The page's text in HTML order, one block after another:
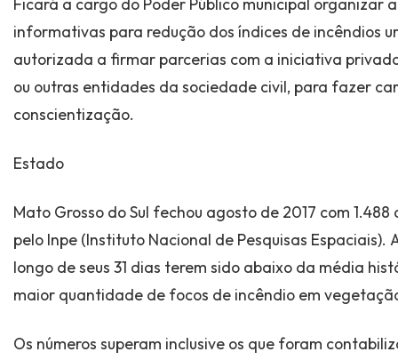
Ficará a cargo do Poder Público municipal organizar
informativas para redução dos índices de incêndios
autorizada a firmar parcerias com a iniciativa
ou outras entidades da sociedade civil, para fazer
conscientização.
Estado
Mato Grosso do Sul fechou agosto de 2017 com
pelo Inpe (Instituto Nacional de Pesquisas Espaciais).
longo de seus 31 dias terem sido abaixo da média
maior quantidade de focos de incêndio em
Os números superam inclusive os que foram